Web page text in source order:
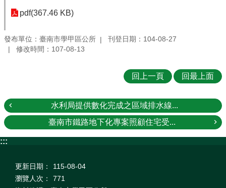
pdf(367.46 KB)
發布單位：臺南市學甲區公所
刊登日期：104-08-27
修改時間：107-08-13
回上一頁 回最上面
水利局提供數化完成之區域排水線...
臺南市鐵路地下化專案照顧住宅受...
:::
更新日期：
115-08-04
瀏覽人次：
771